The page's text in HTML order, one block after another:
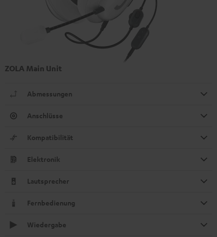
ZOLA Main Unit
Abmessungen
Anschlüsse
Kompatibilität
Elektronik
Lautsprecher
Fernbedienung
Wiedergabe